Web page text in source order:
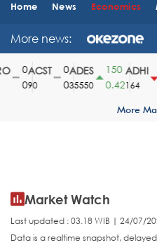
Home News Economics
More news:
ACST
90
ADES
35550
150
0.42
ADHI
164
More
Market Watch
Last updated : 03.18 WIB | 24/07/
Data is a realtime snapshot,